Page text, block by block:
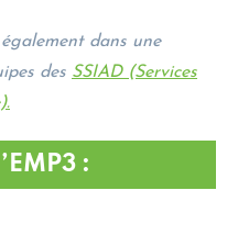
dans une
des SSIAD (Services
: